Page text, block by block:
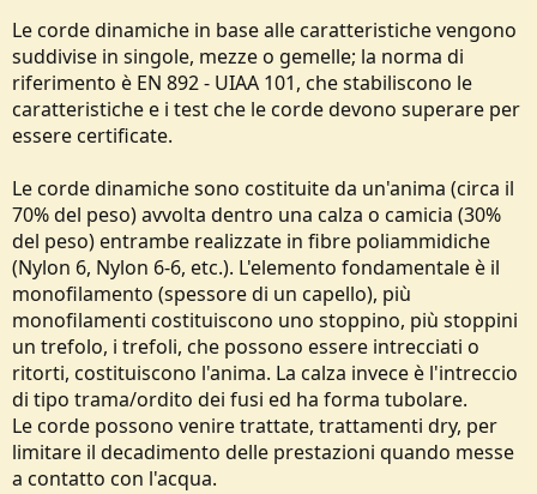
Le corde dinamiche in base alle caratteristiche vengono
suddivise in singole, mezze o gemelle; la norma di
riferimento è EN 892 - UIAA 101, che stabiliscono le
caratteristiche e i test che le corde devono superare per
essere certificate.
Le corde dinamiche sono costituite da un'anima (circa il
70% del peso) avvolta dentro una calza o camicia (30%
del peso) entrambe realizzate in fibre poliammidiche
(Nylon 6, Nylon 6-6, etc.). L'elemento fondamentale è il
monofilamento (spessore di un capello), più
monofilamenti costituiscono uno stoppino, più stoppini
un trefolo, i trefoli, che possono essere intrecciati o
ritorti, costituiscono l'anima. La calza invece è l'intreccio
di tipo trama/ordito dei fusi ed ha forma tubolare.
Le corde possono venire trattate, trattamenti dry, per
limitare il decadimento delle prestazioni quando messe
a contatto con l'acqua.